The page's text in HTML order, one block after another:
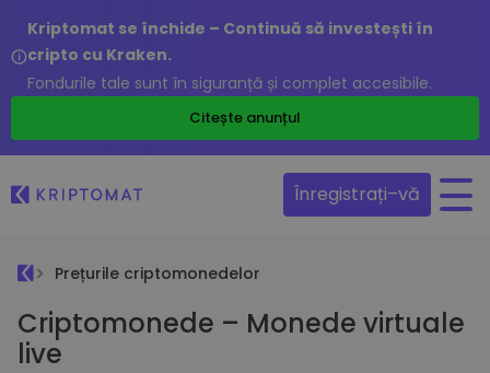
Kriptomat se închide – Continuă să investești în
cripto cu Kraken.
Fondurile tale sunt în siguranță și complet accesibile.
Citește anunțul
Înregistrați–vă
Prețurile criptomonedelor
Criptomonede – Monede virtuale
live